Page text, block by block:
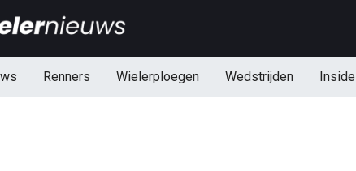
Renners Wielerploegen Wedstrijden Inside